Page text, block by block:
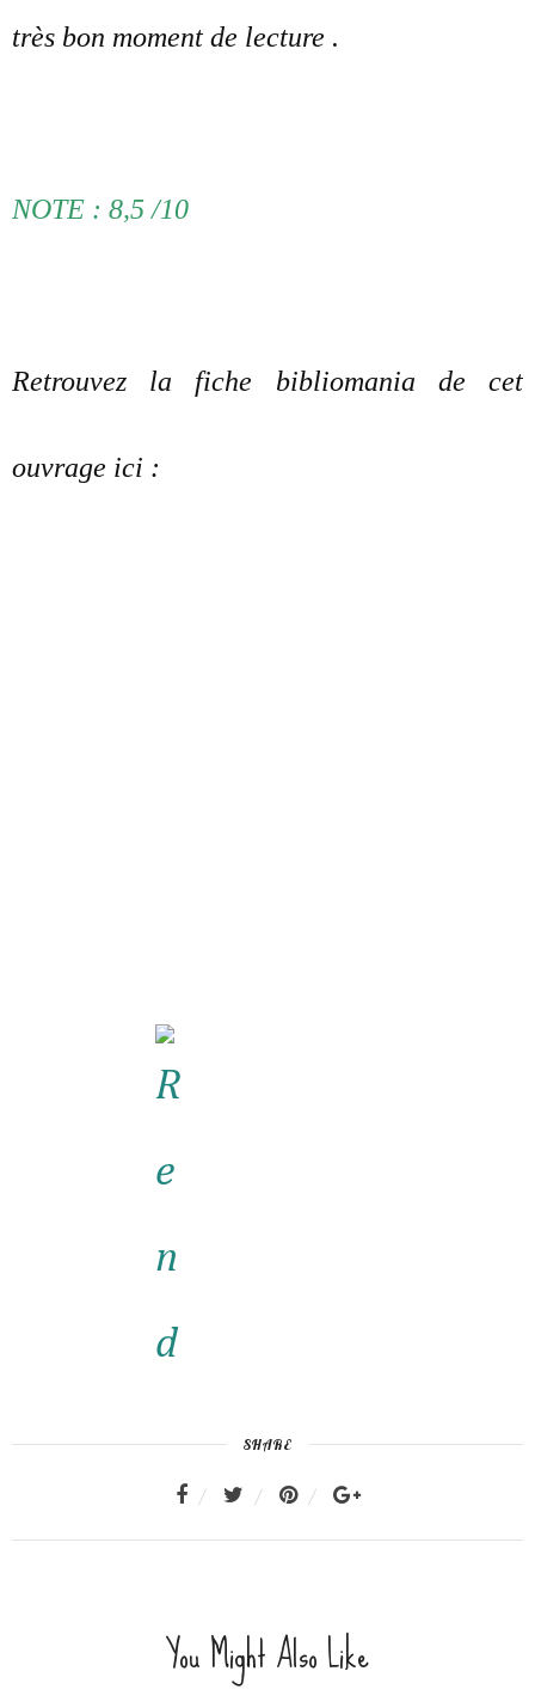
très bon moment de lecture .
NOTE : 8,5 /10
Retrouvez la fiche bibliomania de cet
ouvrage ici :
SHARE
You Might Also Like